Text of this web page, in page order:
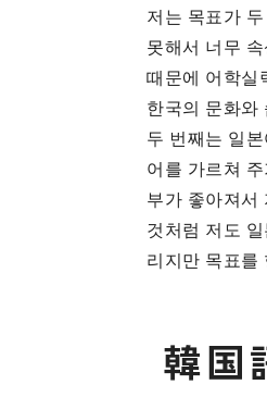
저는 목표가
못해서 너무
때문에 어학실
한국의 문화와
두 번째는 일
어를 가르쳐
부가 좋아져서
것처럼 저도
리지만 목표를
韓国